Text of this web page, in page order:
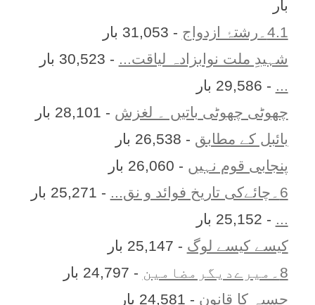
بار
4.1۔رشتۂ ازدواج
- 31,053 بار
شہیدِ ملت نوابزادہ لیاقت... - 30,523 بار
... - 29,586 بار
چھوٹی چھوٹی باتیں ۔ لغزش - 28,101 بار
بائبل کے مطابق - 26,538 بار
پنجابی قوم نہیں - 26,060 بار
6۔چائےکی تاریخ فوائد و نق...
- 25,271 بار
... - 25,152 بار
کیسے کیسے لوگ - 25,147 بار
8۔میرےدیگرمضامین
- 24,797 بار
حسبہ کا قانون - 24,581 بار